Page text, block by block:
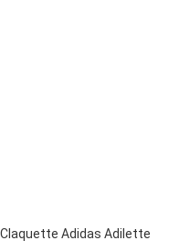
Claquette Adidas Adilette